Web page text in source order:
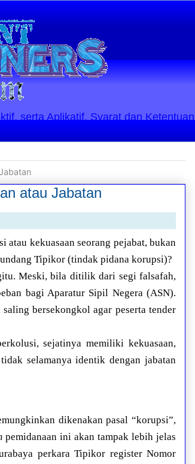
serta Aplikatif. Syarat dan Ketentuan
atau Jabatan
atau kekuasaan seorang pejabat, bukan
Tipikor (tindak pidana korupsi)?
Meski, bila ditilik dari segi falsafah,
bagi Aparatur Sipil Negera (ASN).
bersekongkol agar peserta tender
sejatinya memiliki kekuasaan,
selamanya identik dengan jabatan
dikenakan pasal “korupsi”,
pemidanaan ini akan tampak lebih jelas
perkara Tipikor register Nomor